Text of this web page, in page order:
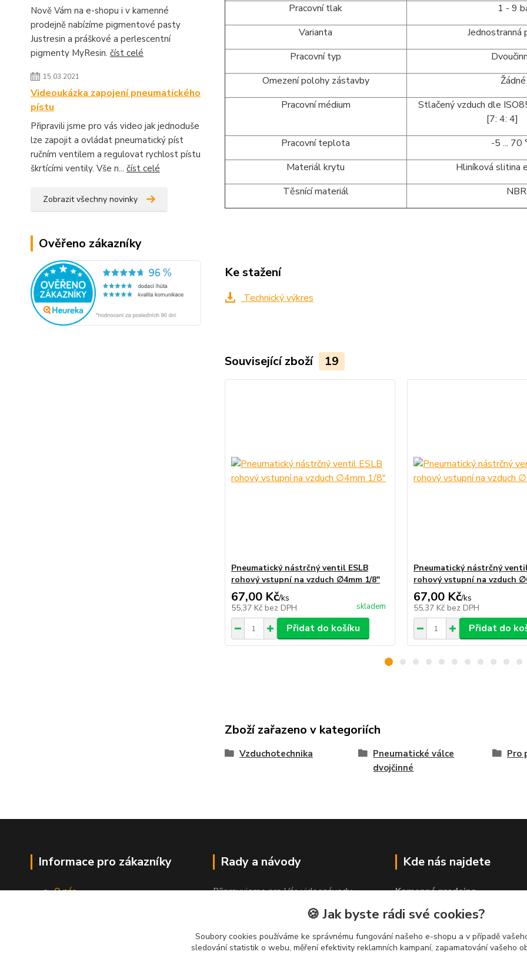
Nově Vám na e-shopu i v kamenné
prodejně nabízíme pigmentové pasty
Justresin a práškové a perlescentní
pigmenty MyResin. číst celé
15.03.2021
Videoukázka zapojení pneumatického
pístu
Připravili jsme pro vás video jak jednoduše
lze zapojit a ovládat pneumatický píst
ručním ventilem a regulovat rychlost pístu
škrtícími ventily. Vše n... číst celé
Zobrazit všechny novinky
Ověřeno zákazníky
Pracovní tlak
1 - 9
Varianta
Jednostranná
Pracovní typ
Omezení polohy zástavby
Žádné
Pracovní médium
Stlačený vzduch dle
[7: 4: 4]
Pracovní teplota
-5 ... 70 °
Materiál krytu
Hliníková slitina
Těsnící materiál
NBR
Ke stažení
Technický výkres
Související zboží 19
Pneumatický nástrčný ventil ESLB
rohový vstupní na vzduch ∅4mm 1/8"
67,00 Kč/ks
55,37 Kč bez DPH skladem
Přidat do košíku
Pneumatický nástrčný
rohový vstupní na vzduch
67,00 Kč/ks
55,37 Kč bez DPH
Přidat do
Zboží zařazeno v kategoriích
Vzduchotechnika
Pneumatické válce
dvojčinné
Pro
Informace pro zákazníky
O nás
Rady a návody
Připravujeme pro Vás videonávody
Kde nás najdete
Kamenná prodejna
PROLEP v.o.s
Hlinská 579
370 01 České Budějovice
🍪 Jak byste rádi své cookies?
Soubory cookies používáme ke správnému fungování našeho e-shopu a v případě
sledování statistik o webu, měření efektivity reklamních kampaní, zapamatování vašeho